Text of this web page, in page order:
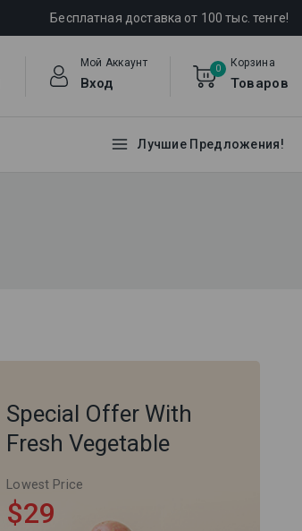
Бесплатная доставка от 100 тыс. тенге!
Мой Аккаунт
Вход
0 Корзина
Товаров
Лучшие Предложения!
Special Offer With
Fresh Vegetable
Lowest Price
$29